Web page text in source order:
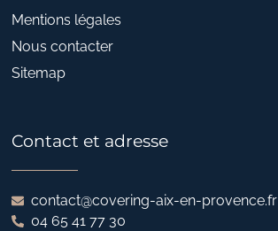
Mentions légales
Nous contacter
Sitemap
Contact et adresse
contact@covering-aix-en-provence.fr
04 65 41 77 30